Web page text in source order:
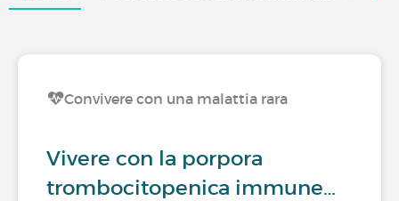
Convivere con una malattia rara
Vivere con la porpora
trombocitopenica immune…